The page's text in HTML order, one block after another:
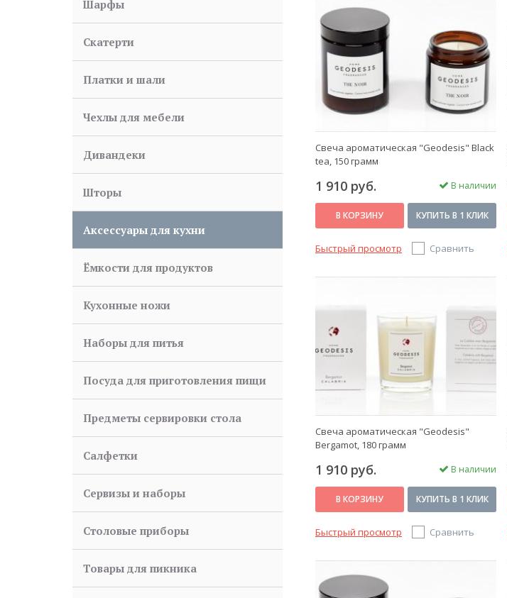
Шарфы
Скатерти
Платки и шали
Чехлы для мебели
Дивандеки
Шторы
Аксессуары для кухни
Ёмкости для продуктов
Кухонные ножи
Наборы для питья
Посуда для приготовления пищи
Предметы сервировки стола
Салфетки
Сервизы и наборы
Столовые приборы
Товары для пикника
Свеча ароматическая "Geodesis" Black
tea, 150 грамм
1 910 руб. В наличии
В КОРЗИНУ КУПИТЬ В 1 КЛИК
Быстрый просмотр Сравнить
Свеча ароматическая "Geodesis"
Bergamot, 180 грамм
1 910 руб. В наличии
В КОРЗИНУ КУПИТЬ В 1 КЛИК
Быстрый просмотр Сравнить